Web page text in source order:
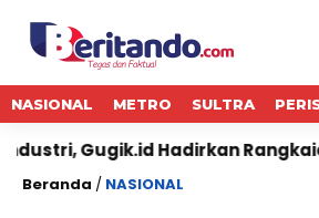
NASIONAL METRO SULTRA
Hadirkan Rangkaian Solusi
Beranda / NASIONAL